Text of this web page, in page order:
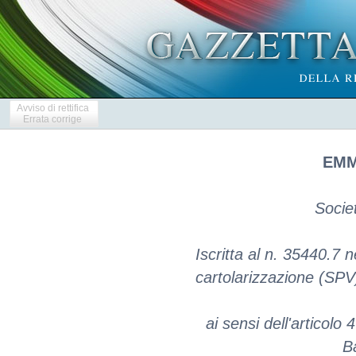
Avviso di rettifica
Errata corrige
Iscritta al n. 35440.7
cartolarizzazione
ai sensi dell'articolo